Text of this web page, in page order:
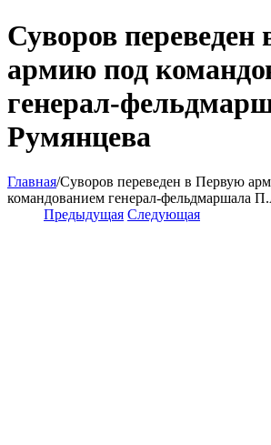
Суворов
армию под
генерал-
Румянцева
Главная/Суворов переведен в Первую
командованием генерал-фельдмаршала
Предыдущая Следующая